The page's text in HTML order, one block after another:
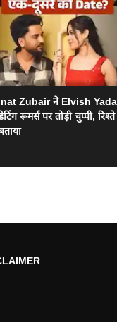
Zubair ने Elvish
रूमर्स पर तोड़ी चुप्पी,